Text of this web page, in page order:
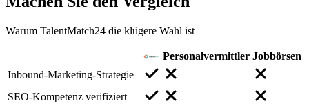
Warum TalentMatch24 die klügere Wahl ist
Personalvermittler Jobbörsen
Inbound-Marketing-Strategie
SEO-Kompetenz verifiziert